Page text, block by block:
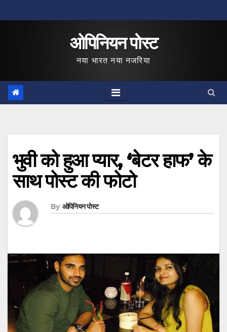
to
ओपिनियन पोस्ट
नया भारत नया नजरिया
भुवी को हुआ प्यार, ‘बेटर हाफ’ के
साथ पोस्ट की फोटो
By ओपिनियन पोस्ट